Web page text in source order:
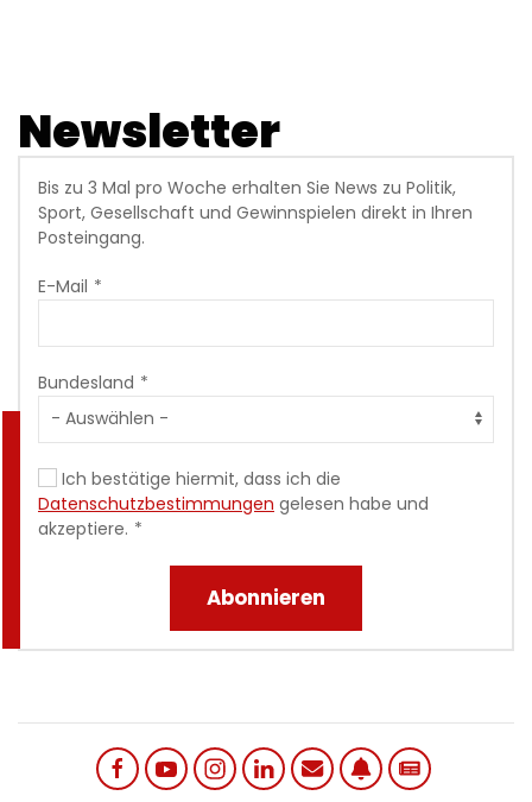
Newsletter
Bis zu 3 Mal pro Woche erhalten Sie News zu Politik,
Sport, Gesellschaft und Gewinnspielen direkt in Ihren
Posteingang.
E-Mail
Bundesland
Ich bestätige hiermit, dass ich die
Datenschutzbestimmungen gelesen habe und
akzeptiere.